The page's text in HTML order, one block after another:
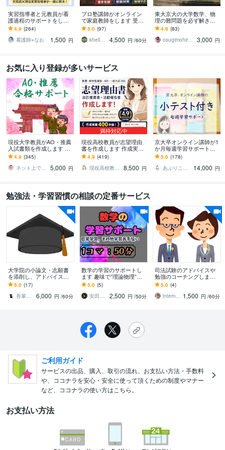
実習指導者と元教員が看
護過程のサポートをしま
す 看護学生の悩みを全て
解決☆分からないことは
ここで解決！
4.9 (264)
看護師⭐︎なお
1,500 円
プロ塾講師がオンライン
で家庭教師をします 受験
指導から学習プラン作
成 定期テストフォロー
まで幅広く対応
5.0 (97)
khellection30
4,500 円 /60分
東大京大の大学数学、物
理の難問題を必ず解きま
す 大学の数学物理化学で
分からない問題は私に見
せて下さい。
4.9 (83)
osugimohiroto
3,000 円
お気に入り登録が多いサービス
現役大学教員がAO・推薦
入試書類を作成します 現
役大学教員による出願書
類対策で、他の出願者と
差をつけよう
4.9 (345)
ネット上でコンシェルジュ
5,000 円
満枠対応中
現役高校教員が志望理由
書を作成します 作成実績4
00件超！現役高校教員に
全てお任せください
4.9 (419)
現役高校教員shoko
8,500 円
京大卒オンライン講師が1
か月毎週学習サポートし
ます 小テストも行う充実
サポートコース
5.0 (178)
あぷりこっと・学習支援
14,000 円
勉強法・学習習慣の相談の定番サービス
大学院の小論文・志願書
を添削し、アドバイスし
ます 社会人など勉強の仕
方が分からない方に初め
から、丁寧に
5.0 (17)
吾輩は猫！
6,000 円 /60分
数学の学習のサポートし
ます 趣味で”理論物理”を
勉強する講師が伴走
5.0 (5)
安田貴司（講師）
2,500 円 /50分
司法試験のアドバイスや
勉強のコーチングします
大手事務所経験の国際弁
護士が司法試験突破のア
ドバイスします！
5.0 (4)
internationalschool 1,500 円 /60分
ご利用ガイド
サービスの出品、購入、取引の流れ、お支払い方法・手数料
や、ココナラを安心・安全に使って頂くための制度やマナー
など、ココナラの使い方はこちら。
お支払い方法